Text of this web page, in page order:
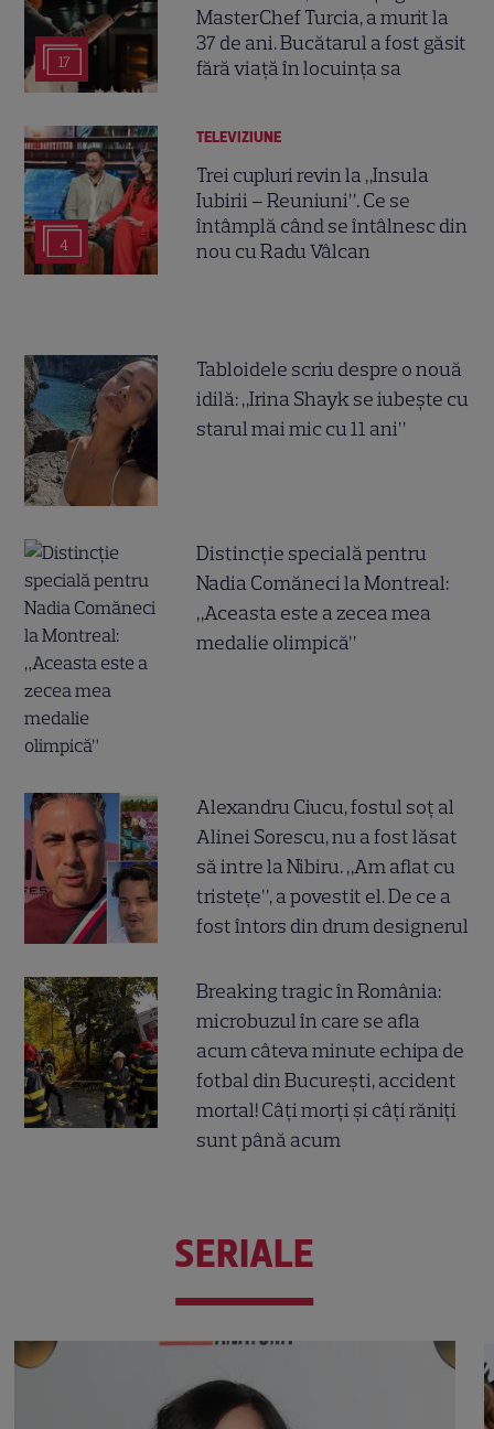
17
MasterChef Turcia, a murit la
37 de ani. Bucătarul a fost găsit
fără viață în locuința sa
4
TELEVIZIUNE
Trei cupluri revin la „Insula
Iubirii – Reuniuni”. Ce se
întâmplă când se întâlnesc din
nou cu Radu Vâlcan
Tabloidele scriu despre o nouă
idilă: „Irina Shayk se iubește cu
starul mai mic cu 11 ani”
Distincție specială pentru
Nadia Comăneci la Montreal:
„Aceasta este a zecea mea
medalie olimpică”
Alexandru Ciucu, fostul soț al
Alinei Sorescu, nu a fost lăsat
să intre la Nibiru. „Am aflat cu
tristețe”, a povestit el. De ce a
fost întors din drum designerul
Breaking tragic în România:
microbuzul în care se afla
acum câteva minute echipa de
fotbal din București, accident
mortal! Câți morți și câți răniți
sunt până acum
SERIALE